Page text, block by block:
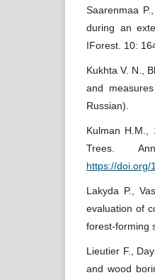
Saarenmaa
during an
IForest. 10:
Kukhta V. N.,
and
Russian).
Kulman H.M.,
Trees.
https://doi.org/
Lakyda P.,
evaluation of
forest-forming
Lieutier F.,
and wood